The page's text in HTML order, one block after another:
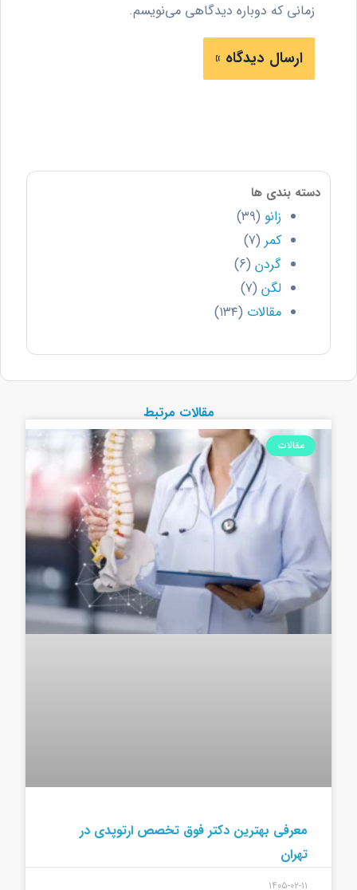
زمانی که دوباره دیدگاهی می‌نویسم.
دسته بندی ها
زانو (۳۹)
کمر(۷)
گردن (۶)
لگن (۷)
مقالات (۱۳۴)
مقالات مرتبط
مقالات
معرفی بهترین دکتر فوق تخصص ارتوپدی در
تهران
۱۴۰۵-۰۲-۱۱